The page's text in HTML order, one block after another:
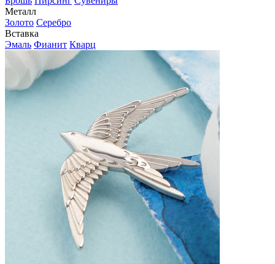
Металл
Золото Серебро
Вставка
Эмаль Фианит Кварц